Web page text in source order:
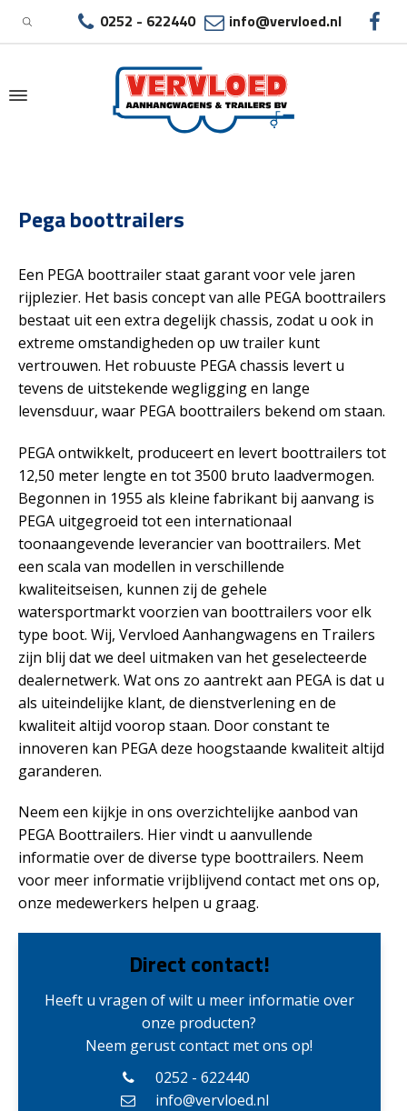
0252 - 622440 info@vervloed.nl
PEGA BOOTTRAILERS
Pega boottrailers
Een PEGA boottrailer staat garant voor vele jaren
rijplezier. Het basis concept van alle PEGA boottrailers
bestaat uit een extra degelijk chassis, zodat u ook in
extreme omstandigheden op uw trailer kunt
vertrouwen. Het robuuste PEGA chassis levert u
tevens de uitstekende wegligging en lange
levensduur, waar PEGA boottrailers bekend om staan.
PEGA ontwikkelt, produceert en levert boottrailers tot
12,50 meter lengte en tot 3500 bruto laadvermogen.
Begonnen in 1955 als kleine fabrikant bij aanvang is
PEGA uitgegroeid tot een internationaal
toonaangevende leverancier van boottrailers. Met
een scala van modellen in verschillende
kwaliteitseisen, kunnen zij de gehele
watersportmarkt voorzien van boottrailers voor elk
type boot. Wij, Vervloed Aanhangwagens en Trailers
zijn blij dat we deel uitmaken van het geselecteerde
dealernetwerk. Wat ons zo aantrekt aan PEGA is dat u
als uiteindelijke klant, de dienstverlening en de
kwaliteit altijd voorop staan. Door constant te
innoveren kan PEGA deze hoogstaande kwaliteit altijd
garanderen.
Neem een kijkje in ons overzichtelijke aanbod van
PEGA Boottrailers. Hier vindt u aanvullende
informatie over de diverse type boottrailers. Neem
voor meer informatie vrijblijvend contact met ons op,
onze medewerkers helpen u graag.
Direct contact!
Heeft u vragen of wilt u meer informatie over
onze producten?
Neem gerust contact met ons op!
0252 - 622440
info@vervloed.nl